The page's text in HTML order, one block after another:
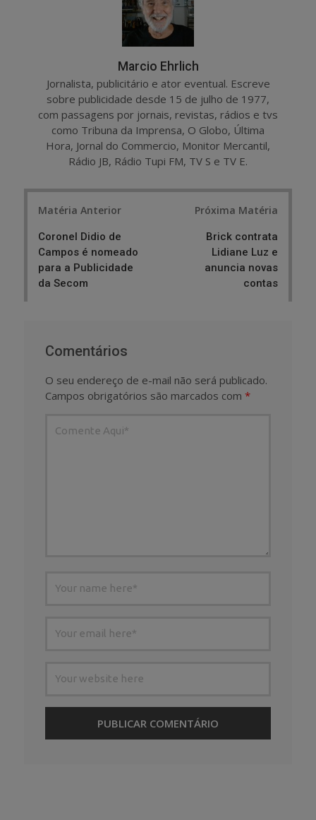
Marcio Ehrlich
Jornalista, publicitário e ator eventual. Escreve
sobre publicidade desde 15 de julho de 1977,
com passagens por jornais, revistas, rádios e tvs
como Tribuna da Imprensa, O Globo, Última
Hora, Jornal do Commercio, Monitor Mercantil,
Rádio JB, Rádio Tupi FM, TV S e TV E.
Matéria Anterior
Coronel Didio de
Campos é nomeado
para a Publicidade
da Secom
Próxima Matéria
Brick contrata
Lidiane Luz e
anuncia novas
contas
Comentários
O seu endereço de e-mail não será publicado.
Campos obrigatórios são marcados com *